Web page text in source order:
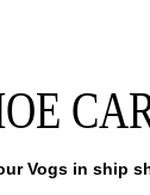
Vogs in ship